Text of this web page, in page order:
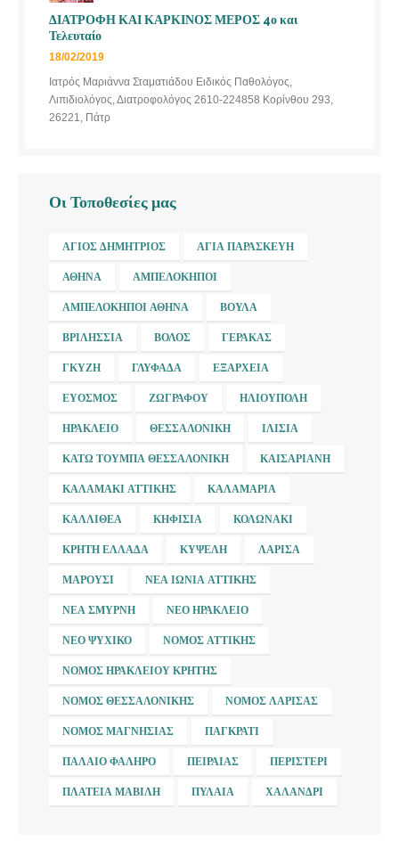
ΔΙΑΤΡΟΦΗ ΚΑΙ ΚΑΡΚΙΝΟΣ ΜΕΡΟΣ 4ο και
Τελευταίο
18/02/2019
Ιατρός Μαριάννα Σταματιάδου Ειδικός Παθολόγος,
Λιπιδιολόγος, Διατροφολόγος 2610-224858 Κορίνθου 293,
26221, Πάτρ
Οι Τοποθεσίες μας
ΆΓΙΟΣ ΔΗΜΉΤΡΙΟΣ ΑΓΊΑ ΠΑΡΑΣΚΕΥΉ
ΑΘΉΝΑ ΑΜΠΕΛΌΚΗΠΟΙ
ΑΜΠΕΛΌΚΗΠΟΙ ΑΘΉΝΑ ΒΟΎΛΑ
ΒΡΙΛΉΣΣΙΑ ΒΌΛΟΣ ΓΈΡΑΚΑΣ
ΓΚΎΖΗ ΓΛΥΦΆΔΑ ΕΞΆΡΧΕΙΑ
ΕΎΟΣΜΟΣ ΖΩΓΡΆΦΟΥ ΗΛΙΟΎΠΟΛΗ
ΗΡΆΚΛΕΙΟ ΘΕΣΣΑΛΟΝΊΚΗ ΙΛΊΣΙΑ
ΚΆΤΩ ΤΟΎΜΠΑ ΘΕΣΣΑΛΟΝΊΚΗ ΚΑΙΣΑΡΙΑΝΉ
ΚΑΛΑΜΆΚΙ ΑΤΤΙΚΉΣ ΚΑΛΑΜΑΡΙΆ
ΚΑΛΛΙΘΈΑ ΚΗΦΙΣΙΆ ΚΟΛΩΝΆΚΙ
ΚΡΉΤΗ ΕΛΛΆΔΑ ΚΥΨΈΛΗ ΛΆΡΙΣΑ
ΜΑΡΟΎΣΙ ΝΈΑ ΙΩΝΊΑ ΑΤΤΙΚΉΣ
ΝΈΑ ΣΜΎΡΝΗ ΝΈΟ ΗΡΆΚΛΕΙΟ
ΝΈΟ ΨΥΧΙΚΌ ΝΟΜΌΣ ΑΤΤΙΚΉΣ
ΝΟΜΌΣ ΗΡΑΚΛΕΊΟΥ ΚΡΉΤΗΣ
ΝΟΜΌΣ ΘΕΣΣΑΛΟΝΊΚΗΣ ΝΟΜΌΣ ΛΆΡΙΣΑΣ
ΝΟΜΌΣ ΜΑΓΝΗΣΊΑΣ ΠΑΓΚΡΆΤΙ
ΠΑΛΑΙΌ ΦΆΛΗΡΟ ΠΕΙΡΑΙΆΣ ΠΕΡΙΣΤΈΡΙ
ΠΛΑΤΕΊΑ ΜΑΒΊΛΗ ΠΥΛΑΊΑ ΧΑΛΆΝΔΡΙ